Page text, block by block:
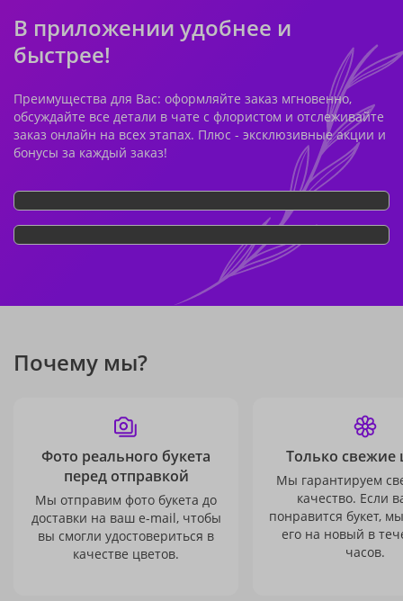
В приложении удобнее и
быстрее!
Преимущества для Вас: оформляйте заказ мгновенно,
обсуждайте все детали в чате с флористом и отслеживайте
заказ онлайн на всех этапах. Плюс - эксклюзивные акции и
бонусы за каждый заказ!
Почему мы?
Фото реального букета
перед отправкой
Мы отправим фото букета до
доставки на ваш e-mail, чтобы
вы смогли удостовериться в
качестве цветов.
Только свежие
Мы гарантируем
качество. Если
понравится букет,
его на новый в
часов.